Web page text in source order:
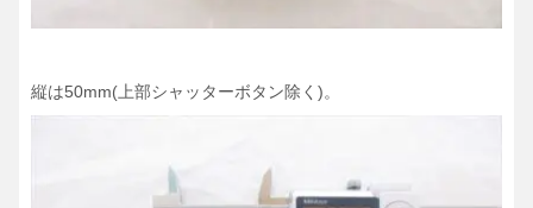
縦は50mm(上部シャッターボタン除く)。